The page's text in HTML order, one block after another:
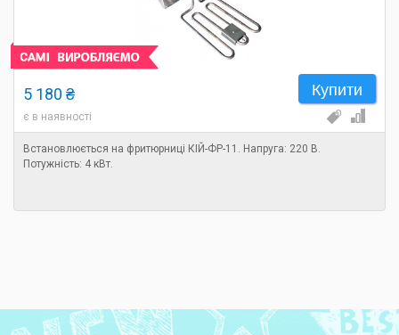
Купити
5 180 ₴
є в наявності
Встановлюється на фритюрниці КІЙ-ФР-11. Напруга: 220 В.
Потужність: 4 кВт.